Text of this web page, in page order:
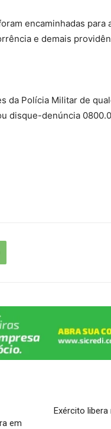
encaminhadas para
e demais
da Polícia Militar de
disque-denúncia
em
Exército